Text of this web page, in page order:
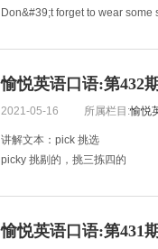
Don&#39;t forget to wear some
The sunlight is strong now.
现在阳光很强，你需要一个帽子
愉悦英语口语:第432
2021-05-16 所属栏目:愉悦
讲解文本：pick 挑选
picky 挑剔的，挑三拣四的
他吃东西特别挑剔。
Don&#39;t be so picky. Mike is a
Mike人很好，你就别太挑剔了。
愉悦英语口语:第431